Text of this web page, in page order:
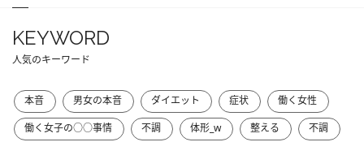
KEYWORD
人気のキーワード
本音 男女の本音 ダイエット 症状
働く女性
働く女子の○○事情
不調 体形_w 整える 不調